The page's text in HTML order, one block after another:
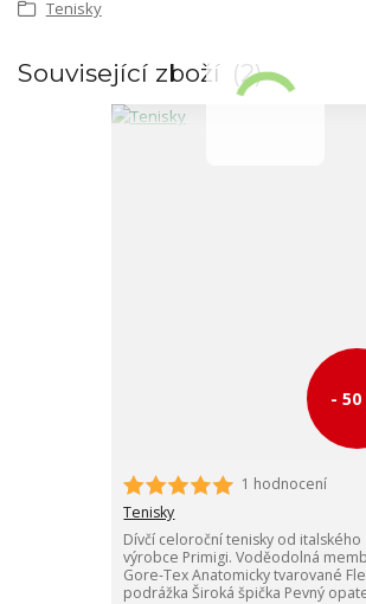
Tenisky
Související zboží 2
- 50
1 hodnocení
Tenisky
Dívčí celoroční tenisky od italského
výrobce Primigi. Voděodolná
Gore-Tex Anatomicky tvarované
podrážka Široká špička Pevný